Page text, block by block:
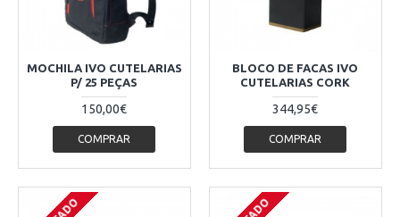
MOCHILA IVO CUTELARIAS
P/ 25 PEÇAS
150,00€
COMPRAR
BLOCO DE FACAS IVO
CUTELARIAS CORK
344,95€
COMPRAR